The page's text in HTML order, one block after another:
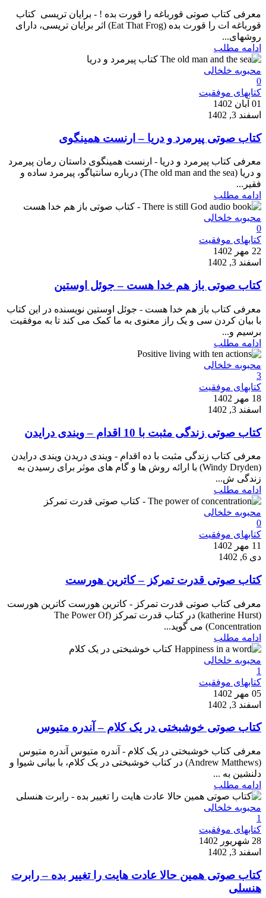
معرفی کتاب صوتی قورباغه را قورت بده ! - برایان تریسی کتاب
قورباغه ات را قورت بده (Eat That Frog) اثر برایان تریسی، دارای
روشهای...
ادامه مطلب
محبوبه خلخالی
0
کتابهای موفقیت
01 آبان 1402
اسفند 3, 1402
کتاب صوتی پیرمرد و دریا – ارنست همینگوی
معرفی کتاب پیرمرد و دریا - ارنست همینگوی داستان رمان پیرمرد
و دریا (The old man and the sea) درباره سانتیاگو، پیرمرد ساده و
فقیر...
ادامه مطلب
محبوبه خلخالی
0
کتابهای موفقیت
22 مهر 1402
اسفند 3, 1402
کتاب صوتی باز هم خدا هست – جوئل اوستین
معرفی کتاب باز هم خدا هست - جوئل اوستین نویسنده در این کتاب
با بیان کردن سی و یک راز معنوی به ما کمک می کند تا به موفقیت
برسیم و...
ادامه مطلب
محبوبه خلخالی
3
کتابهای موفقیت
18 مهر 1402
اسفند 3, 1402
کتاب صوتی زندگی مثبت با 10 اقدام – ویندی درایدن
معرفی کتاب زندگی مثبت با ده اقدام - ویندی دریدن ویندی درایدن
(Windy Dryden) با ارائه روش ها و گام های موثر برای رسیدن به
زندگی ش...
ادامه مطلب
محبوبه خلخالی
0
کتابهای موفقیت
11 مهر 1402
دی 6, 1402
کتاب صوتی قدرت تمرکز – کاترین هورست
معرفی کتاب صوتی قدرت تمرکز - کاترین هورست کاترین هورست
(katherine Hurst) در کتاب قدرت تمرکز (The Power Of
Concentration) می گوید...
ادامه مطلب
محبوبه خلخالی
1
کتابهای موفقیت
05 مهر 1402
اسفند 3, 1402
کتاب صوتی خوشبختی در یک کلام – آندره متیوس
معرفی کتاب خوشبختی در یک کلام - آندره متیوس آندره متیوس
(Andrew Matthews) در کتاب خوشبختی در یک کلام، با بیانی شیوا و
دلنشین به ...
ادامه مطلب
محبوبه خلخالی
1
کتابهای موفقیت
28 شهریور 1402
اسفند 3, 1402
کتاب صوتی همین حالا عادت هایت را تغییر بده – رابرت
هنسلی